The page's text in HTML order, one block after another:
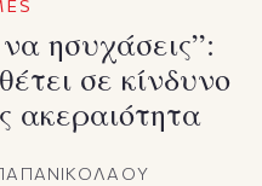
ησυχάσεις”:
σε κίνδυνο
ακεραιότητα